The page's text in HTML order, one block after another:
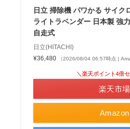
日立 掃除機 パワかる サイク
ライトラベンダー 日本製 強
自走式
日立(HITACHI)
¥36,480
（2026/08/04 06:57時点 |
Amazon
＼楽天ポイント4倍
楽天市場